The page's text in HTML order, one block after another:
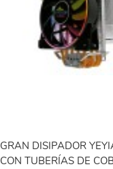
GRAN DISIPADOR
CON TUBERÍAS DE